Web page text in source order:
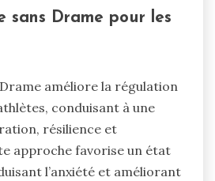
sans Drame pour les
améliore la régulation
conduisant à une
résilience et
approche favorise un état
l’anxiété et améliorant